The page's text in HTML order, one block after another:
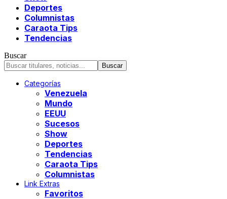
Deportes
Columnistas
Caraota Tips
Tendencias
Buscar
Categorías
Venezuela
Mundo
EEUU
Sucesos
Show
Deportes
Tendencias
Caraota Tips
Columnistas
Link Extras
Favoritos